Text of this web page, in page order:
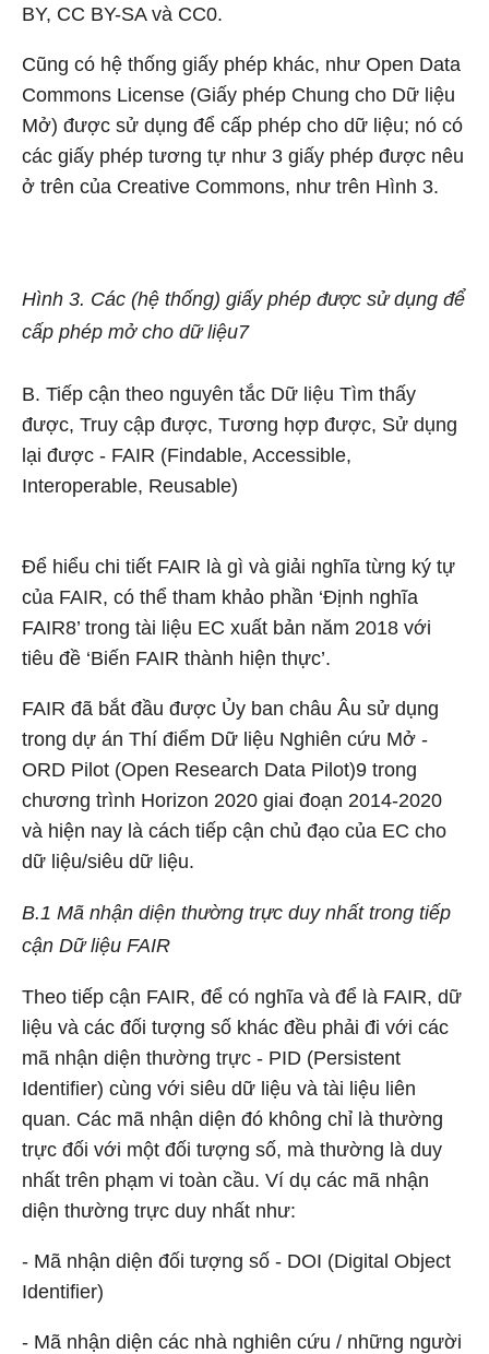
BY, CC BY-SA và CC0.
Cũng có hệ thống giấy phép khác, như Open Data
Commons License (Giấy phép Chung cho Dữ liệu
Mở) được sử dụng để cấp phép cho dữ liệu; nó có
các giấy phép tương tự như 3 giấy phép được nêu
ở trên của Creative Commons, như trên Hình 3.
Hình 3. Các (hệ thống) giấy phép được sử dụng để
cấp phép mở cho dữ liệu7
B. Tiếp cận theo nguyên tắc Dữ liệu Tìm thấy
được, Truy cập được, Tương hợp được, Sử dụng
lại được - FAIR (Findable, Accessible,
Interoperable, Reusable)
Để hiểu chi tiết FAIR là gì và giải nghĩa từng ký tự
của FAIR, có thể tham khảo phần ‘Định nghĩa
FAIR8’ trong tài liệu EC xuất bản năm 2018 với
tiêu đề ‘Biến FAIR thành hiện thực’.
FAIR đã bắt đầu được Ủy ban châu Âu sử dụng
trong dự án Thí điểm Dữ liệu Nghiên cứu Mở -
ORD Pilot (Open Research Data Pilot)9 trong
chương trình Horizon 2020 giai đoạn 2014-2020
và hiện nay là cách tiếp cận chủ đạo của EC cho
dữ liệu/siêu dữ liệu.
B.1 Mã nhận diện thường trực duy nhất trong tiếp
cận Dữ liệu FAIR
Theo tiếp cận FAIR, để có nghĩa và để là FAIR, dữ
liệu và các đối tượng số khác đều phải đi với các
mã nhận diện thường trực - PID (Persistent
Identifier) cùng với siêu dữ liệu và tài liệu liên
quan. Các mã nhận diện đó không chỉ là thường
trực đối với một đối tượng số, mà thường là duy
nhất trên phạm vi toàn cầu. Ví dụ các mã nhận
diện thường trực duy nhất như:
- Mã nhận diện đối tượng số - DOI (Digital Object
Identifier)
- Mã nhận diện các nhà nghiên cứu / những người